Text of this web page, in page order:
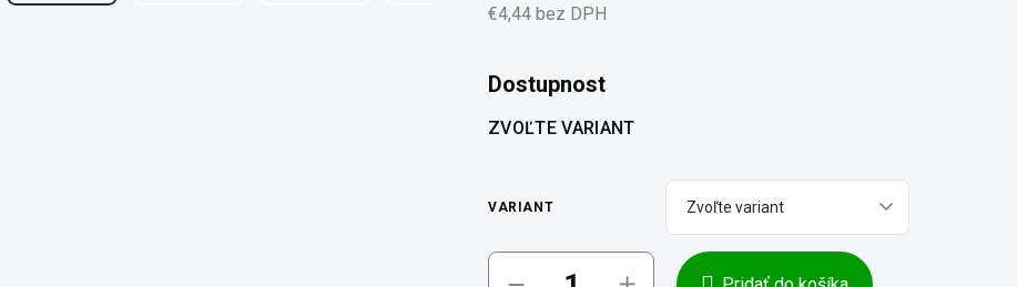
€4,44 bez DPH
Dostupnost
ZVOĽTE VARIANT
VARIANT